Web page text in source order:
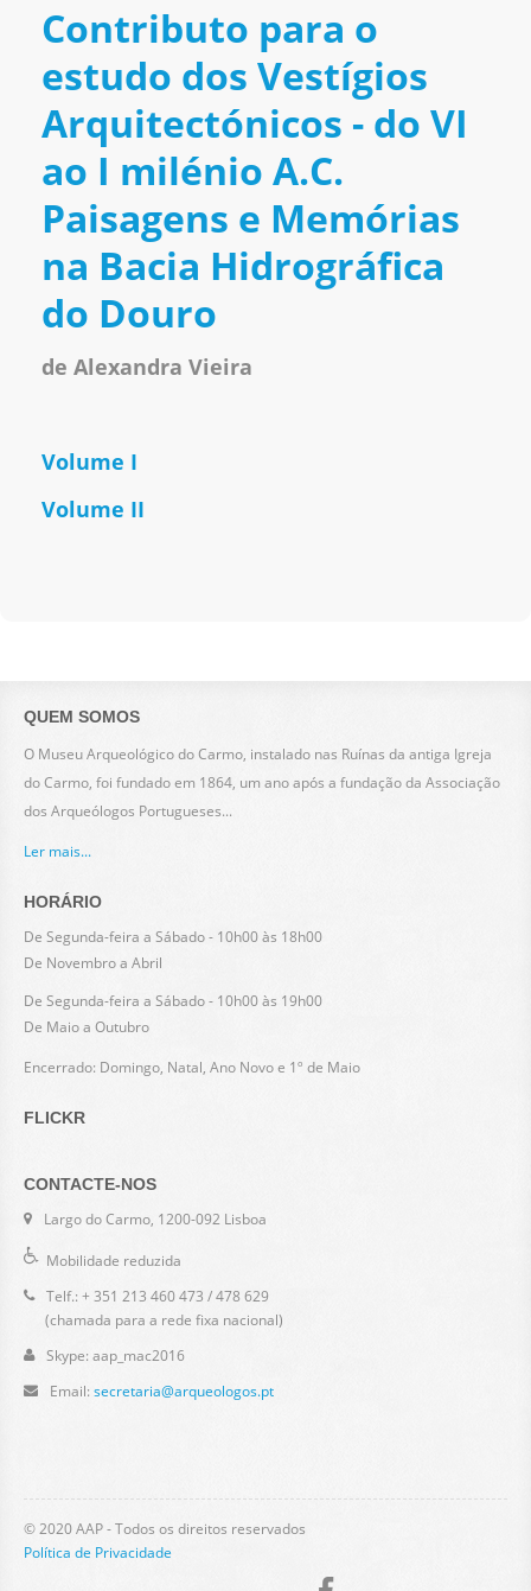
Contributo para o
estudo dos Vestígios
Arquitectónicos - do VI
ao I milénio A.C.
Paisagens e Memórias
na Bacia Hidrográfica
do Douro
de Alexandra Vieira
Volume I
Volume II
QUEM SOMOS
O Museu Arqueológico do Carmo, instalado nas Ruínas da antiga Igreja
do Carmo, foi fundado em 1864, um ano após a fundação da Associação
dos Arqueólogos Portugueses...
Ler mais...
HORÁRIO
De Segunda-feira a Sábado - 10h00 às 18h00
De Novembro a Abril
De Segunda-feira a Sábado - 10h00 às 19h00
De Maio a Outubro
Encerrado: Domingo, Natal, Ano Novo e 1º de Maio
FLICKR
CONTACTE-NOS
Largo do Carmo, 1200-092 Lisboa
Mobilidade reduzida
Telf.: + 351 213 460 473 / 478 629
(chamada para a rede fixa nacional)
Skype: aap_mac2016
Email: secretaria@arqueologos.pt
© 2020 AAP - Todos os direitos reservados
Política de Privacidade